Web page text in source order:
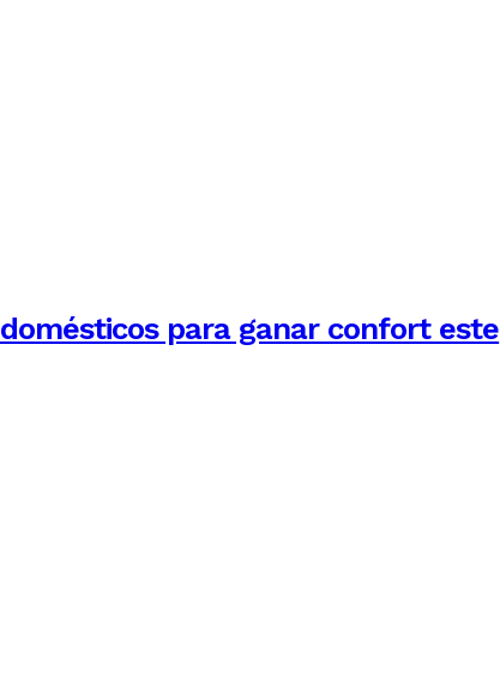
para ganar confort este